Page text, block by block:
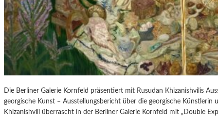
H
E
S
T
E
R
P
I
E
T
R
Die Berliner Galerie Kornfeld präsentiert mit Rusudan Khizanishvilis
georgische Kunst – Ausstellungsbericht über die georgische Künstlerin
Khizanishvili überrascht in der Berliner Galerie Kornfeld mit „Double